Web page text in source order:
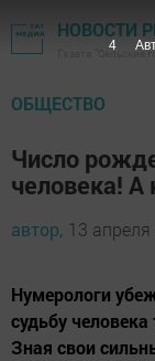
НОВОСТИ
Газета
ОБЩЕСТВО
Число
человека! А
автор, 13
Нумерологи
судьбу
Зная свои
3